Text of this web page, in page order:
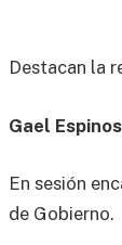
Destacan la
Gael
En sesión
de Gobierno.